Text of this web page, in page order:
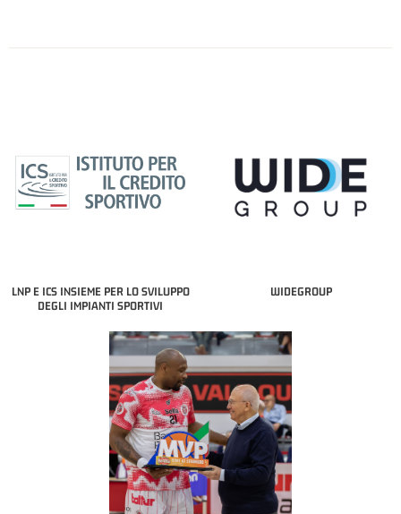
LNP E ICS INSIEME PER LO SVILUPPO
DEGLI IMPIANTI SPORTIVI
WIDEGROUP